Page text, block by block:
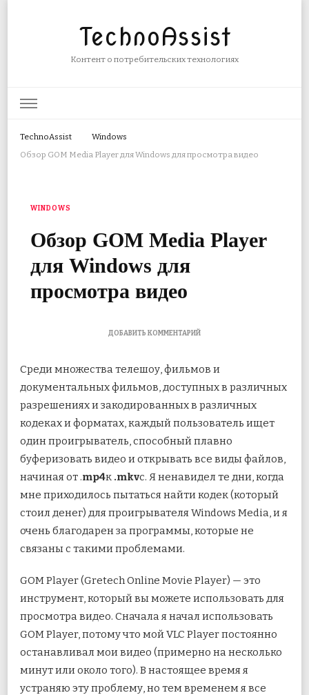
TechnoAssist
Контент о потребительских технологиях
TechnoAssist
Windows
Обзор GOM Media Player для Windows для просмотра видео
WINDOWS
Обзор GOM Media Player
для Windows для
просмотра видео
ДОБАВИТЬ КОММЕНТАРИЙК
GOM
PLAYER
ДЛЯ
ДЛЯ
ПРОСМОТРА
Среди множества телешоу, фильмов и
документальных фильмов, доступных в различных
разрешениях и закодированных в различных
кодеках и форматах, каждый пользователь ищет
один проигрыватель, способный плавно
буферизовать видео и открывать все виды файлов,
начиная от .mp4к .mkvс. Я ненавидел те дни, когда
мне приходилось пытаться найти кодек (который
стоил денег) для проигрывателя Windows Media, и я
очень благодарен за программы, которые не
связаны с такими проблемами.
GOM Player (Gretech Online Movie Player) — это
инструмент, который вы можете использовать для
просмотра видео. Сначала я начал использовать
GOM Player, потому что мой VLC Player постоянно
останавливал мои видео (примерно на несколько
минут или около того). В настоящее время я
устраняю эту проблему, но тем временем я все